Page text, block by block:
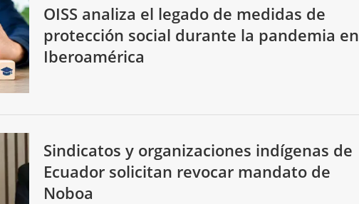
OISS analiza el legado de medidas de
protección social durante la pandemia en
Iberoamérica
Sindicatos y organizaciones indígenas de
Ecuador solicitan revocar mandato de
Noboa